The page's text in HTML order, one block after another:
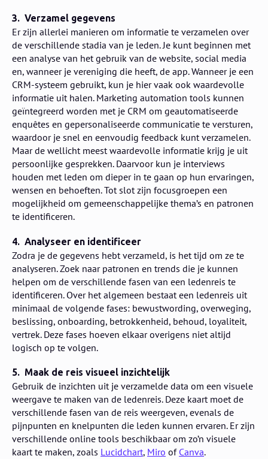
3. Verzamel gegevens
Er zijn allerlei manieren om informatie te verzamelen over
de verschillende stadia van je leden. Je kunt beginnen met
een analyse van het gebruik van de website, social media
en, wanneer je vereniging die heeft, de app. Wanneer je een
CRM-systeem gebruikt, kun je hier vaak ook waardevolle
informatie uit halen. Marketing automation tools kunnen
geïntegreerd worden met je CRM om geautomatiseerde
enquêtes en gepersonaliseerde communicatie te versturen,
waardoor je snel en eenvoudig feedback kunt verzamelen.
Maar de wellicht meest waardevolle informatie krijg je uit
persoonlijke gesprekken. Daarvoor kun je interviews
houden met leden om dieper in te gaan op hun ervaringen,
wensen en behoeften. Tot slot zijn focusgroepen een
mogelijkheid om gemeenschappelijke thema’s en patronen
te identificeren.
4. Analyseer en identificeer
Zodra je de gegevens hebt verzameld, is het tijd om ze te
analyseren. Zoek naar patronen en trends die je kunnen
helpen om de verschillende fasen van een ledenreis te
identificeren. Over het algemeen bestaat een ledenreis uit
minimaal de volgende fases: bewustwording, overweging,
beslissing, onboarding, betrokkenheid, behoud, loyaliteit,
vertrek. Deze fases hoeven elkaar overigens niet altijd
logisch op te volgen.
5. Maak de reis visueel inzichtelijk
Gebruik de inzichten uit je verzamelde data om een visuele
weergave te maken van de ledenreis. Deze kaart moet de
verschillende fasen van de reis weergeven, evenals de
pijnpunten en knelpunten die leden kunnen ervaren. Er zijn
verschillende online tools beschikbaar om zo’n visuele
kaart te maken, zoals Lucidchart, Miro of Canva.